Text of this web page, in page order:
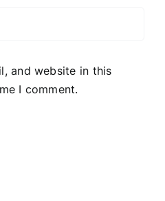
and website in this
I comment.